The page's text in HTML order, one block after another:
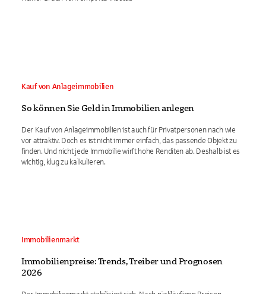
Kauf von Anlageimmobilien
So können Sie Geld in Immobilien anlegen
Der Kauf von Anlageimmobilien ist auch für Privatpersonen nach wie
vor attraktiv. Doch es ist nicht immer einfach, das passende Objekt zu
finden. Und nicht jede Immobilie wirft hohe Renditen ab. Deshalb ist es
wichtig, klug zu kalkulieren.
Immobilienmarkt
Immobilienpreise: Trends, Treiber und Prognosen
2026